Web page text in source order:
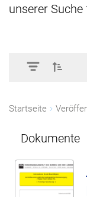
unserer
Startseite
Dokumente